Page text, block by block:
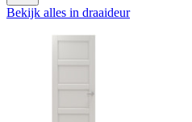
Bekijk alles in draaideur